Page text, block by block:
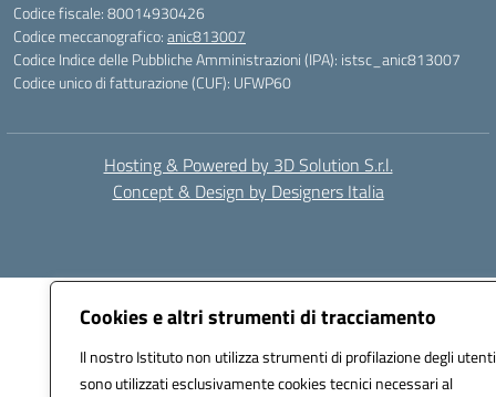
Cookies e altri strumenti di tracciamento
Il nostro Istituto non utilizza strumenti di profilazione degli
sono utilizzati esclusivamente cookies tecnici necessari al
Codice fiscale: 80014930426
Codice meccanografico:anic813007
Codice Indice delle Pubbliche Amministrazioni (IPA): istsc_anic813007
Codice unico di fatturazione (CUF): UFWP60
Hosting & Powered by 3D Solution S.r.l.
Concept & Design by Designers Italia